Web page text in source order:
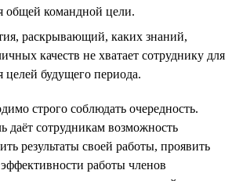
общей командной цели.
раскрывающий, каких знаний,
качеств не хватает сотруднику для
будущего периода.
строго соблюдать очередность.
даёт сотрудникам возможность
результаты своей работы, проявить
работы членов